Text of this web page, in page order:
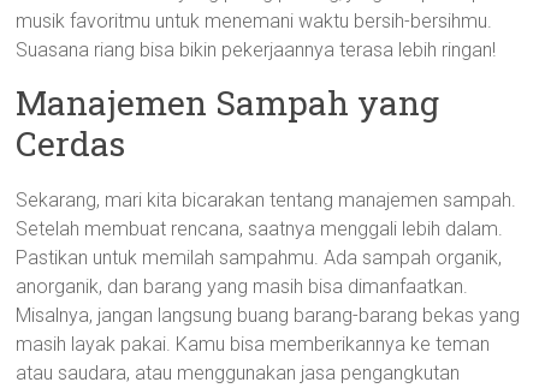
musik favoritmu untuk menemani waktu bersih-bersihmu.
Suasana riang bisa bikin pekerjaannya terasa lebih ringan!
Manajemen Sampah yang
Cerdas
Sekarang, mari kita bicarakan tentang manajemen sampah.
Setelah membuat rencana, saatnya menggali lebih dalam.
Pastikan untuk memilah sampahmu. Ada sampah organik,
anorganik, dan barang yang masih bisa dimanfaatkan.
Misalnya, jangan langsung buang barang-barang bekas yang
masih layak pakai. Kamu bisa memberikannya ke teman
atau saudara, atau menggunakan jasa pengangkutan